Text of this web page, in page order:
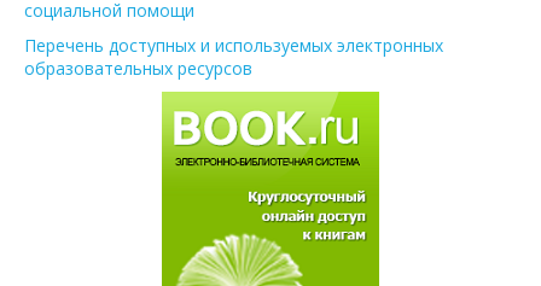
социальной помощи
Перечень доступных и используемых электронных
образовательных ресурсов